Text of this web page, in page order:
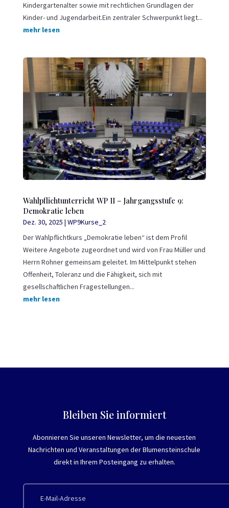
Kindergartenalter sowie mit rechtlichen Grundlagen der
Kinder- und Jugendarbeit.Ein zentraler Schwerpunkt liegt...
mehr lesen
Wahlpflichtunterricht WP II – Jahrgangsstufe 9:
Demokratie leben
Dez. 30, 2025 | WP9Kurse_2
Der Wahlpflichtkurs „Demokratie leben“ ist dem Profil
Weitere Angebote zugeordnet und wird von Frau Müller und
Herrn Rohner gemeinsam geleitet. Im Mittelpunkt stehen
Offenheit, Toleranz und die Fähigkeit, sich mit
gesellschaftlichen Fragestellungen...
mehr lesen
Bleiben Sie informiert
Abonnieren Sie unseren Newsletter, um die neuesten
Nachrichten und Veranstaltungen der Blumensteinschule
direkt in Ihrem Posteingang zu erhalten.